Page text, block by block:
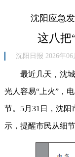
沈阳应急
这八把
沈阳日报 2026年06
最近几天，沈城
光人容易“上火”，
节。5月31日，沈
示，提醒市民从细